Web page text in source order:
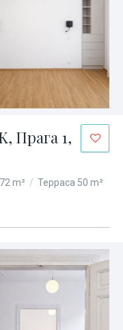
Прага 1,
m² / Терраса 50 m²